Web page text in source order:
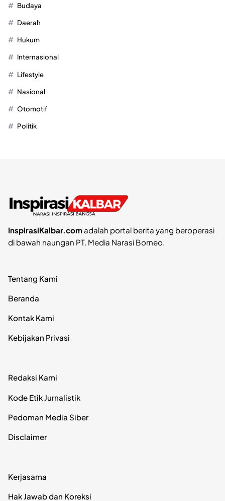
Budaya
Daerah
Hukum
Internasional
Lifestyle
Nasional
Otomotif
Politik
InspirasiKalbar.comadalah portal berita yang beroperasi
di bawah naungan PT. Media Narasi Borneo.
Tentang Kami
Beranda
Kontak Kami
Kebijakan Privasi
Redaksi Kami
Kode Etik Jurnalistik
Pedoman Media Siber
Disclaimer
Kerjasama
Hak Jawab dan Koreksi